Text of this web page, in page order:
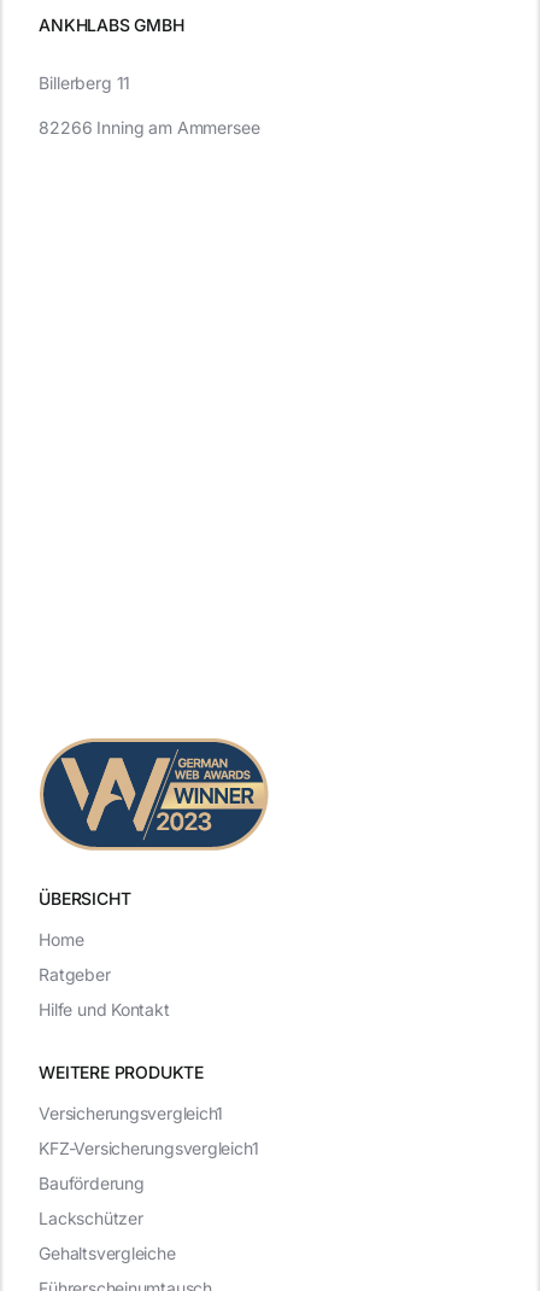
ANKHLABS GMBH
ÜBERSICHT
WEITERE PRODUKTE
Billerberg 11
82266 Inning am Ammersee
Versicherungsvergleich1
KFZ-Versicherungsvergleich1
Bauförderung
Lackschützer
Gehaltsvergleiche
Home
Ratgeber
Hilfe und Kontakt